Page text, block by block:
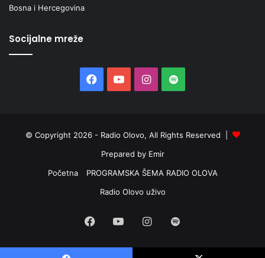
Bosna i Hercegovina
Socijalne mreže
Facebook
YouTubeInstagram
Spotify
© Copyright 2026 - Radio Olovo, All Rights Reserved |
Prepared by Emir
Početna
PROGRAMSKA ŠEMA RADIO OLOVA
Radio Olovo uživo
Facebook
YouTubeInstagram
Spotify